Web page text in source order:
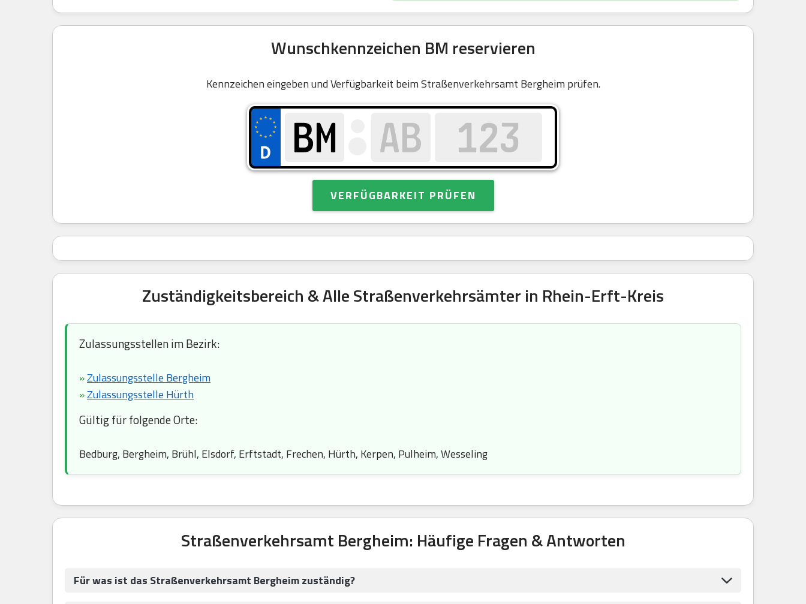
Wunschkennzeichen BM reservieren
Kennzeichen eingeben und Verfügbarkeit beim Straßenverkehrsamt Bergheim prüfen.
VERFÜGBARKEIT PRÜFEN
Zuständigkeitsbereich & Alle Straßenverkehrsämter in Rhein-Erft-Kreis
Zulassungsstellen im Bezirk:
»Zulassungsstelle Bergheim
»Zulassungsstelle Hürth
Gültig für folgende Orte:
Bedburg, Bergheim, Brühl, Elsdorf, Erftstadt, Frechen, Hürth, Kerpen, Pulheim, Wesseling
Straßenverkehrsamt Bergheim: Häufige Fragen & Antworten
Für was ist das Straßenverkehrsamt Bergheim zuständig?